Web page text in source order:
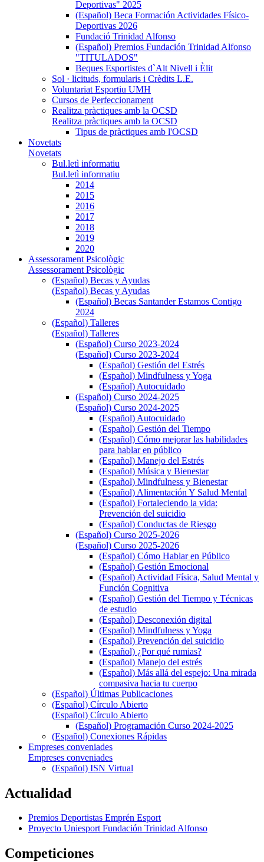
Deportivas" 2025
(Español) Beca Formación Actividades Físico-
Deportivas 2026
Fundació Trinidad Alfonso
(Español) Premios Fundación Trinidad Alfonso
"TITULADOS"
Beques Esportistes d`Alt Nivell i Èlit
Sol · licituds, formularis i Crèdits L.E.
Voluntariat Esportiu UMH
Cursos de Perfeccionament
Realitza pràctiques amb la OCSD
Realitza pràctiques amb la OCSD
Tipus de pràctiques amb l'OCSD
Novetats
Novetats
Bul.letì informatiu
Bul.letì informatiu
2014
2015
2016
2017
2018
2019
2020
Assessorament Psicològic
Assessorament Psicològic
(Español) Becas y Ayudas
(Español) Becas y Ayudas
(Español) Becas Santander Estamos Contigo
2024
(Español) Talleres
(Español) Talleres
(Español) Curso 2023-2024
(Español) Curso 2023-2024
(Español) Gestión del Estrés
(Español) Mindfulness y Yoga
(Español) Autocuidado
(Español) Curso 2024-2025
(Español) Curso 2024-2025
(Español) Autocuidado
(Español) Gestión del Tiempo
(Español) Cómo mejorar las habilidades
para hablar en público
(Español) Manejo del Estrés
(Español) Música y Bienestar
(Español) Mindfulness y Bienestar
(Español) Alimentación Y Salud Mental
(Español) Fortaleciendo la vida:
Prevención del suicidio
(Español) Conductas de Riesgo
(Español) Curso 2025-2026
(Español) Curso 2025-2026
(Español) Cómo Hablar en Público
(Español) Gestión Emocional
(Español) Actividad Física, Salud Mental y
Función Cognitiva
(Español) Gestión del Tiempo y Técnicas
de estudio
(Español) Desconexión digital
(Español) Mindfulness y Yoga
(Español) Prevención del suicidio
(Español) ¿Por qué rumias?
(Español) Manejo del estrés
(Español) Más allá del espejo: Una mirada
compasiva hacia tu cuerpo
(Español) Últimas Publicaciones
(Español) Círculo Abierto
(Español) Círculo Abierto
(Español) Programación Curso 2024-2025
(Español) Conexiones Rápidas
Empreses conveniades
Empreses conveniades
(Español) ISN Virtual
Actualidad
Premios Deportistas Emprén Esport
Proyecto Uniesport Fundación Trinidad Alfonso
Competiciones